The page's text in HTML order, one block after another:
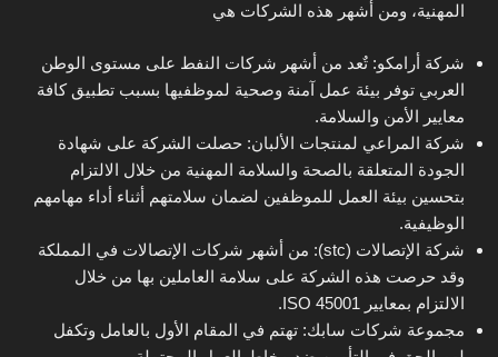
المهنية، ومن أشهر هذه الشركات هي
شركة أرامكو: تٌعد من أشهر شركات النفط على مستوى الوطن
العربي توفر بيئة عمل آمنة وصحية لموظفيها بسبب تطبيق كافة
معايير الأمن والسلامة.
شركة المراعي لمنتجات الألبان: حصلت الشركة على شهادة
الجودة المتعلقة بالصحة والسلامة المهنية من خلال الالتزام
بتحسين بيئة العمل للموظفين لضمان سلامتهم أثناء أداء مهامهم
الوظيفية.
شركة الإتصالات (stc): من أشهر شركات الإتصالات في المملكة
وقد حرصت هذه الشركة على سلامة العاملين بها من خلال
الالتزام بمعايير ISO 45001.
مجموعة شركات سابك: تهتم في المقام الأول بالعامل وتكفل